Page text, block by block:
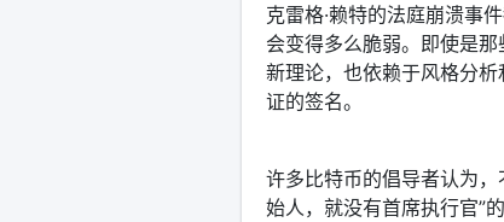
克雷格·赖特的法庭崩溃事
会变得多么脆弱。即使是
新理论，也依赖于风格分
证的签名。
许多比特币的倡导者认为
始人，就没有首席执行官”